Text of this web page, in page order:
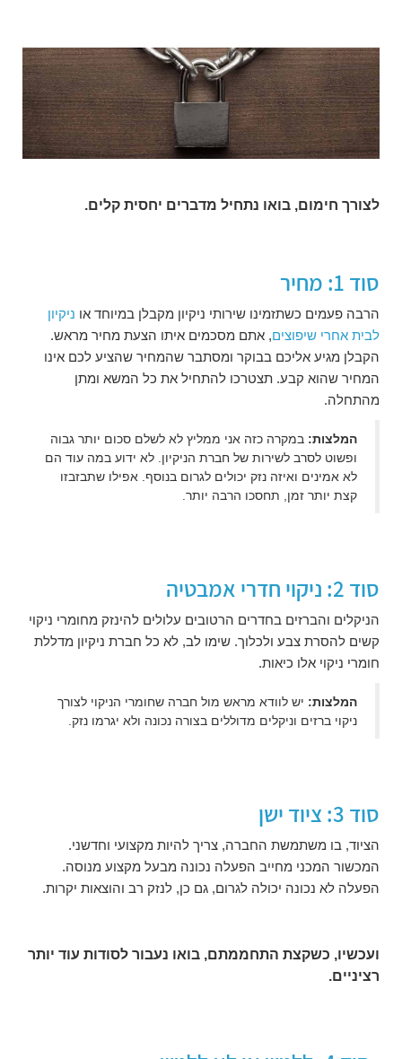
לצורך חימום, בואו נתחיל מדברים יחסית קלים.
סוד 1: מחיר
הרבה פעמים כשתזמינו שירותי ניקיון מקבלן במיוחד או ניקיון
לבית אחרי שיפוצים, אתם מסכמים איתו הצעת מחיר מראש.
הקבלן מגיע אליכם בבוקר ומסתבר שהמחיר שהציע לכם אינו
המחיר שהוא קבע. תצטרכו להתחיל את כל המשא ומתן
מהתחלה.
המלצות: במקרה כזה אני ממליץ לא לשלם סכום יותר גבוה
ופשוט לסרב לשירות של חברת הניקיון. לא ידוע במה עוד הם
לא אמינים ואיזה נזק יכולים לגרום בנוסף. אפילו שתבזבזו
קצת יותר זמן, תחסכו הרבה יותר.
סוד 2: ניקוי חדרי אמבטיה
הניקלים והברזים בחדרים הרטובים עלולים להינזק מחומרי ניקוי
קשים להסרת צבע ולכלוך. שימו לב, לא כל חברת ניקיון מדללת
חומרי ניקוי אלו כיאות.
המלצות: יש לוודא מראש מול חברה שחומרי הניקוי לצורך
ניקוי ברזים וניקלים מדוללים בצורה נכונה ולא יגרמו נזק.
סוד 3: ציוד ישן
הציוד, בו משתמשת החברה, צריך להיות מקצועי וחדשני.
המכשור המכני מחייב הפעלה נכונה מבעל מקצוע מנוסה.
הפעלה לא נכונה יכולה לגרום, גם כן, לנזק רב והוצאות יקרות.
ועכשיו, כשקצת התחממתם, בואו נעבור לסודות עוד יותר
רציניים.